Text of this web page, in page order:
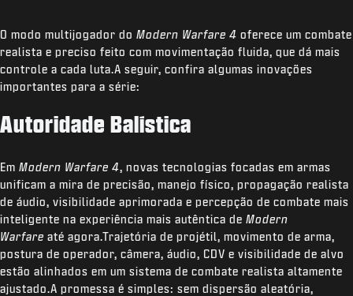
O modo multijogador do Modern Warfare 4 oferece um combate
realista e preciso feito com movimentação fluida, que dá mais
controle a cada luta.A seguir, confira algumas inovações
importantes para a série:
Autoridade Balística
Em Modern Warfare 4, novas tecnologias focadas em armas
unificam a mira de precisão, manejo físico, propagação realista
de áudio, visibilidade aprimorada e percepção de combate mais
inteligente na experiência mais autêntica de Modern
Warfare até agora.Trajetória de projétil, movimento de arma,
postura de operador, câmera, áudio, CDV e visibilidade de alvo
estão alinhados em um sistema de combate realista altamente
ajustado.A promessa é simples: sem dispersão aleatória,